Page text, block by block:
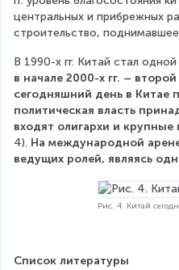
центральных и прибрежных
строительство,
В 1990-х гг. Китай стал
в начале 2000-х гг. –
сегодняшний день в Китае
политическая власть
входят олигархи и
4). На международной
ведущих ролей, являясь
Рис. 4. Китай
Список литературы